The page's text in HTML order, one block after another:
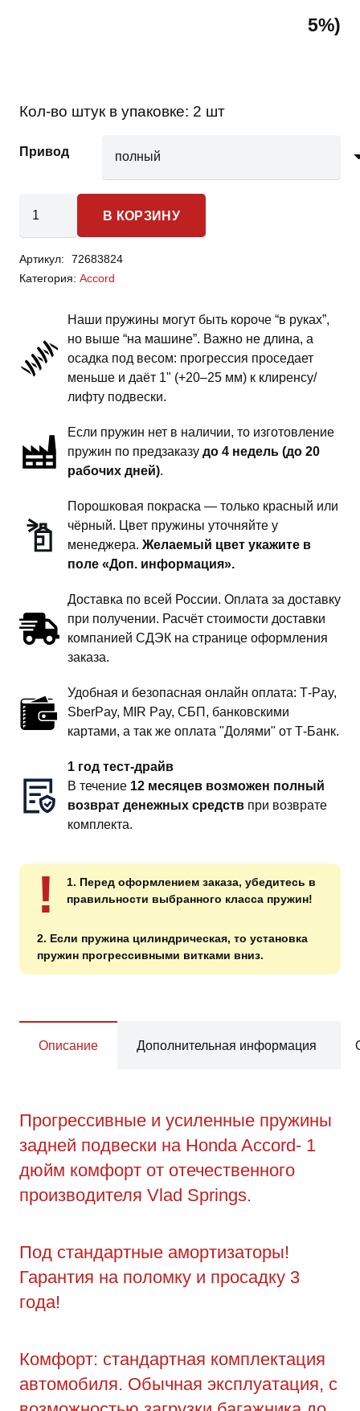
5%)
Кол-во штук в упаковке: 2 шт
Привод
товара
Accord
-
подвески
-
комфорт
В КОРЗИНУ
Артикул:
72683824
Категория: Accord
Наши пружины могут быть короче “в руках”,
но выше “на машине”. Важно не длина, а
осадка под весом: прогрессия проседает
меньше и даёт 1" (+20–25 мм) к клиренсу/
лифту подвески.
Если пружин нет в наличии, то изготовление
пружин по предзаказу до 4 недель (до 20
рабочих дней).
Порошковая покраска — только красный или
чёрный. Цвет пружины уточняйте у
менеджера. Желаемый цвет укажите в
поле «Доп. информация».
Доставка по всей России. Оплата за доставку
при получении. Расчёт стоимости доставки
компанией СДЭК на странице оформления
заказа.
Удобная и безопасная онлайн оплата: T‑Pay,
SberPay, MIR Pay, СБП, банковскими
картами, а так же оплата "Долями" от Т-Банк.
1 год тест-драйв
В течение 12 месяцев возможен полный
возврат денежных средств при возврате
комплекта.
!
1. Перед оформлением заказа, убедитесь в
правильности выбранного класса пружин!
2. Если пружина цилиндрическая, то установка
пружин прогрессивными витками вниз.
Описание Дополнительная информация
Прогрессивные и усиленные пружины
задней подвески на Honda Accord- 1
дюйм комфорт от отечественного
производителя Vlad Springs.
Под стандартные амортизаторы!
Гарантия на поломку и просадку 3
года!
Комфорт: стандартная комплектация
автомобиля. Обычная эксплуатация, с